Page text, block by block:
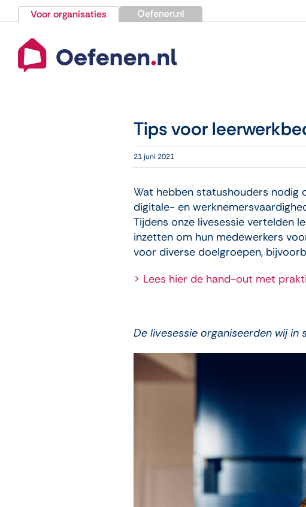
naar
inhoud
Voor organisaties Oefenen.nl
Tips voor
21 juni 2021
Wat hebben statushouders nodig
digitale- en
Tijdens onze livesessie vertelden
inzetten om hun medewerkers
voor diverse doelgroepen,
> Lees hier de hand-out met
De livesessie organiseerden wij in